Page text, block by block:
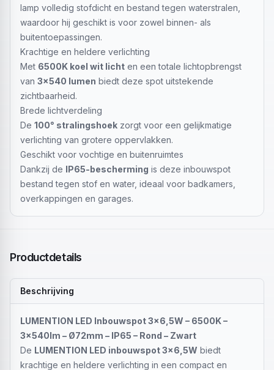
lamp volledig stofdicht en bestand tegen waterstralen,
waardoor hij geschikt is voor zowel binnen- als
buitentoepassingen.
Krachtige en heldere verlichting
Met 6500K koel wit licht en een totale lichtopbrengst
van 3x540 lumen biedt deze spot uitstekende
zichtbaarheid.
Brede lichtverdeling
De 100° stralingshoek zorgt voor een gelijkmatige
verlichting van grotere oppervlakken.
Geschikt voor vochtige en buitenruimtes
Dankzij de IP65-bescherming is deze inbouwspot
bestand tegen stof en water, ideaal voor badkamers,
overkappingen en garages.
Productdetails
Beschrijving
LUMENTION LED Inbouwspot 3x6,5W – 6500K –
3x540lm – Ø72mm – IP65 – Rond – Zwart
De LUMENTION LED inbouwspot 3x6,5W biedt
krachtige en heldere verlichting in een compact en